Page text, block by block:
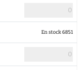
En stock 6851